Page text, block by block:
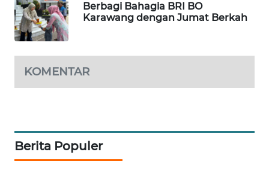
Berbagi Bahagia BRI BO
Karawang dengan Jumat Berkah
KOMENTAR
Berita Populer
LAPAK
WAHANA
Network
KONSUMEN
MASYARAKAT
KELISTRIKAN